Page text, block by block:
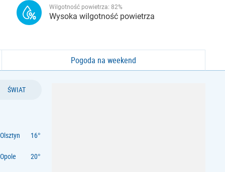
Wilgotność powietrza: 82%
Wysoka wilgotność powietrza
Pogoda na weekend
ŚWIAT